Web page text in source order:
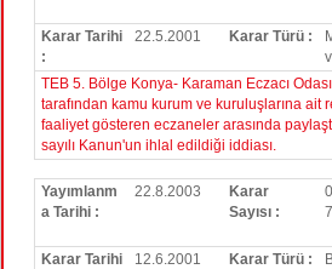
Karar Tarihi
:
22.5.2001 Karar Türü :
TEB 5. Bölge Konya- Karaman Eczacı
tarafından kamu kurum ve kuruluşlarına ait
faaliyet gösteren eczaneler arasında
sayılı Kanun'un ihlal edildiği iddiası.
Yayımlanm
a Tarihi :
22.8.2003
Karar
Sayısı :
Karar Tarihi
12.6.2001 Karar Türü :